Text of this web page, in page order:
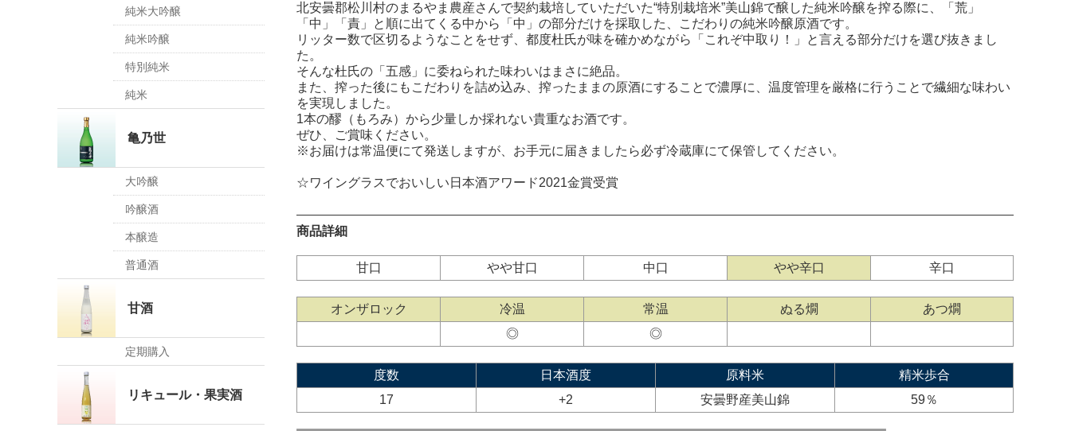
北安曇郡松川村のまるやま農産さんで契約栽培していただいた“特別栽培米”美山錦で醸した純米吟醸を搾る際に、「荒」
「中」「責」と順に出てくる中から「中」の部分だけを採取した、こだわりの純米吟醸原酒です。
リッター数で区切るようなことをせず、都度杜氏が味を確かめながら「これぞ中取り！」と言える部分だけを選び抜きまし
た。
そんな杜氏の「五感」に委ねられた味わいはまさに絶品。
また、搾った後にもこだわりを詰め込み、搾ったままの原酒にすることで濃厚に、温度管理を厳格に行うことで繊細な味わい
を実現しました。
1本の醪（もろみ）から少量しか採れない貴重なお酒です。
ぜひ、ご賞味ください。
※お届けは常温便にて発送しますが、お手元に届きましたら必ず冷蔵庫にて保管してください。
☆ワイングラスでおいしい日本酒アワード2021金賞受賞
商品詳細
甘口 やや甘口 中口 やや辛口 辛口
オンザロック 冷温 常温 ぬる燗
あつ燗
◎
◎
度数 日本酒度 原料米
精米歩合
17
+2 安曇野産美山錦 59％
純米大吟醸
純米吟醸
特別純米
純米
亀乃世
大吟醸
吟醸酒
本醸造
普通酒
甘酒
定期購入
リキュール・果実酒